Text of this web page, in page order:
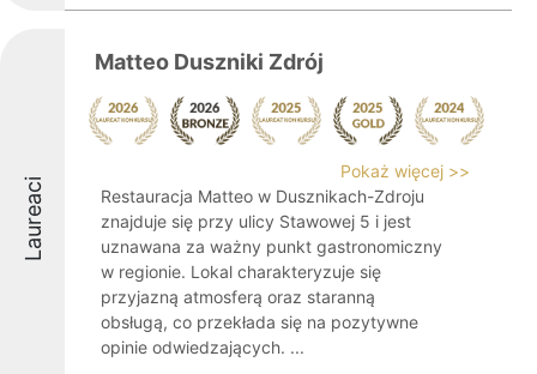
Laureaci
Matteo Duszniki Zdrój
Pokaż więcej >>
Restauracja Matteo w Dusznikach-Zdroju
znajduje się przy ulicy Stawowej 5 i jest
uznawana za ważny punkt gastronomiczny
w regionie. Lokal charakteryzuje się
przyjazną atmosferą oraz staranną
obsługą, co przekłada się na pozytywne
opinie odwiedzających. ...